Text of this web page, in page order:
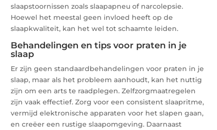
slaapstoornissen zoals slaapapneu of narcolepsie.
Hoewel het meestal geen invloed heeft op de
slaapkwaliteit, kan het wel tot schaamte leiden.
Behandelingen en tips voor praten in je
slaap
Er zijn geen standaardbehandelingen voor praten in je
slaap, maar als het probleem aanhoudt, kan het nuttig
zijn om een arts te raadplegen. Zelfzorgmaatregelen
zijn vaak effectief. Zorg voor een consistent slaapritme,
vermijd elektronische apparaten voor het slapen gaan,
en creëer een rustige slaapomgeving. Daarnaast